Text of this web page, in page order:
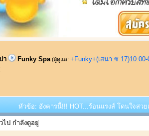
า Funky Spa (ผู้ดูแล: +Funky+(เสนา.ซ
หัวข้อ: อังคารนี้!!! HOT...ร้อนแรงส์ โดนใจสว
ป กำลังดูอยู่